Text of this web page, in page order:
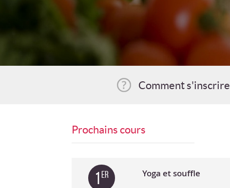
Comment s'inscrire
Prochains cours
1er Yoga et souffle